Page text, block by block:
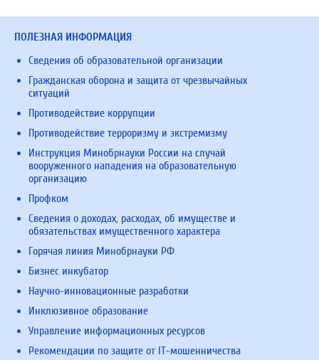
ПОЛЕЗНАЯ ИНФОРМАЦИЯ
Сведения об образовательной организации
Гражданская оборона и защита от чрезвычайных
ситуаций
Противодействие коррупции
Противодействие терроризму и экстремизму
Инструкция Минобрнауки России на случай
вооруженного нападения на образовательную
организацию
Профком
Сведения о доходах, расходах, об имуществе и
обязательствах имущественного характера
Горячая линия Минобрнауки РФ
Бизнес инкубатор
Научно-инновационные разработки
Инклюзивное образование
Управление информационных ресурсов
Рекомендации по защите от IT-мошенничества